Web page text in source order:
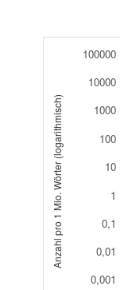
1
10
100
1000
10000
100000
0,001
0,01
0,1
Anzahl pro 1 Mio. Wörter (logarithmisch)